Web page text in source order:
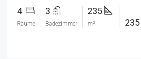
4
Räume
3
Badezimmer
235
m² 235